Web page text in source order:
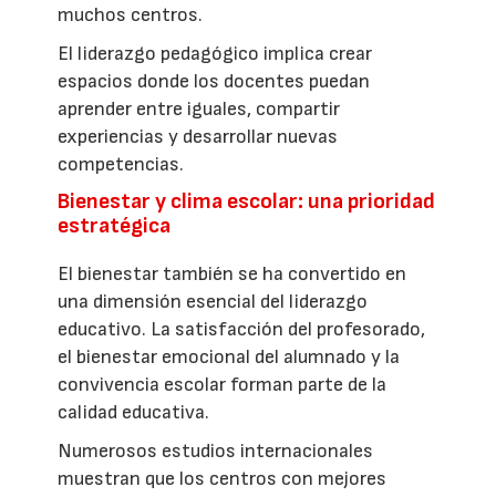
muchos centros.
El liderazgo pedagógico implica crear
espacios donde los docentes puedan
aprender entre iguales, compartir
experiencias y desarrollar nuevas
competencias.
Bienestar y clima escolar: una prioridad
estratégica
El bienestar también se ha convertido en
una dimensión esencial del liderazgo
educativo. La satisfacción del profesorado,
el bienestar emocional del alumnado y la
convivencia escolar forman parte de la
calidad educativa.
Numerosos estudios internacionales
muestran que los centros con mejores